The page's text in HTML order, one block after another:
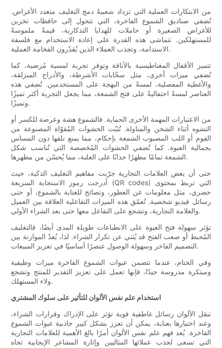
من الابتكارات العملية التي تزداد شعبيةً دمج التغليف متعدد الأغراض.
تُضفي صناديق الشموع الفاخرة، التي تتحول إلى حافظات تخزين
للأغراض الصغيرة أو حاملات للهدايا التذكارية، قيمةً ملموسةً
للمستهلكين. تتماشى هذه القدرة على إعادة الاستخدام مع فلسفة
الاستدامة، وتجذب العملاء الذين يُقدّرون الفخامة العملية.
تتميز الأقفال المغناطيسية بالأناقة وتوفر تجربة لمسية مُرضية، كما
تُضفي ميزات أخرى، مثل سحّابات الأشرطة، والأدراج المنزلقة،
والأغطية المفصلية، لمسةً من البهجة على المستخدمين. تُضفي هذه
العناصر لمسةً احتفاليةً على فتح الشمعة، مما يجعل التجربة أكثر تميزًا
وتميزًا.
من الاعتبارات المهمة الأخرى الحماية. فالشموع هشة وعرضة للكسر أو
التشوه أثناء الشحن والمناولة. تُثبّت الحشوات المُقوّاة المصنوعة من
الفوم أو اللب المصبوب الشمعة بإحكام، مما يمنع تلفها دون المساس
بجمالية العبوة. كما تُضفي الحشوات المُخصصة التي تُناسب شكل
الشمعة تمامًا مظهرًا جذابًا على العلبة، مما يُحسّن من مظهرها.
حتى أن بعض العلامات التجارية جرّبت مفاهيم التغليف الذكية، حيث
أدرجت رموز الاستجابة السريعة (QR codes) التي تربط بمحتوى
حصري، مثل معلومات عن العطور، ونصائح للعناية بالشموع، أو حتى
رسائل فيديو شخصية. تُعمّق هذه الميزات التفاعلية العلاقة بين العميل
والعلامة التجارية، وتشجع على التفاعل معها حتى بعد الشراء الأولي.
تؤثر سهولة فتح العبوة على الانطباعات طويلة المدى أيضًا، فالتغليف
المُحبط أو صعب الفتح قد يُثني عن تكرار الشراء. لذا، يُعدّ الموازنة بين
التصميم الفاخر وسهولة الوصول عنصرًا أساسيًا في تعزيز المبيعات.
وفي الختام، عندما تتضمن عبوات الشموع الفاخرة ميزات وظيفية
ومبتكرة مدروسة جيدًا، فإنها تعمل على تعزيز التقدير للمنتج وتشجع
ولاء المستهلك.
استخدام علم نفس الألوان للتأثير على سلوك المشتري
تنقل الألوان رسائل عاطفية قوية تؤثر على الإدراك وقرارات الشراء،
وعند اختيارها بعناية، يمكن أن تعزز بشكل كبير جاذبية عبوات الشموع
الفاخرة. يُعد فهم علم نفس الألوان أمرًا بالغ الأهمية للعلامات التجارية
التي تسعى لجذب عملائها المثاليين وإثارة المشاعر الإيجابية تجاه